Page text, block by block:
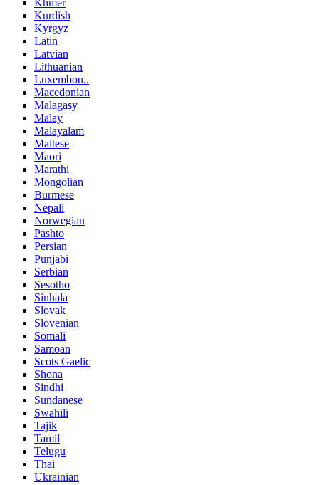
Kurdish
Kyrgyz
Latin
Latvian
Lithuanian
Luxembou..
Macedonian
Malagasy
Malay
Malayalam
Maltese
Maori
Marathi
Mongolian
Burmese
Nepali
Norwegian
Pashto
Persian
Punjabi
Serbian
Sesotho
Sinhala
Slovak
Slovenian
Somali
Samoan
Scots Gaelic
Shona
Sindhi
Sundanese
Swahili
Tajik
Tamil
Telugu
Thai
Ukrainian